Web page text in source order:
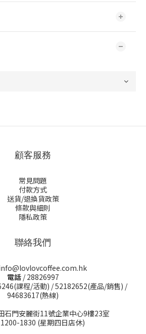
顧客服務
常見問題
付款方式
送貨/退換貨政策
條款與細則
隱私政策
聯絡我們
電話/ 28826997
課程/活動) /52182652(產品/銷售) /
94683617(熱線)
石門安麗街11號企業中心9樓23室
1830 (星期四日店休)